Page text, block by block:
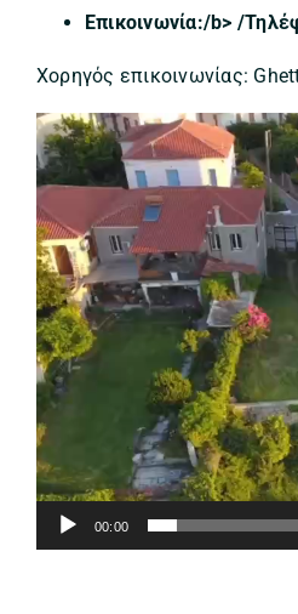
Επικοινωνία:/b> /
Χορηγός επικοινωνίας:
Πρόγραμμα
Αναπαραγωγής
Βίντεο
00:00